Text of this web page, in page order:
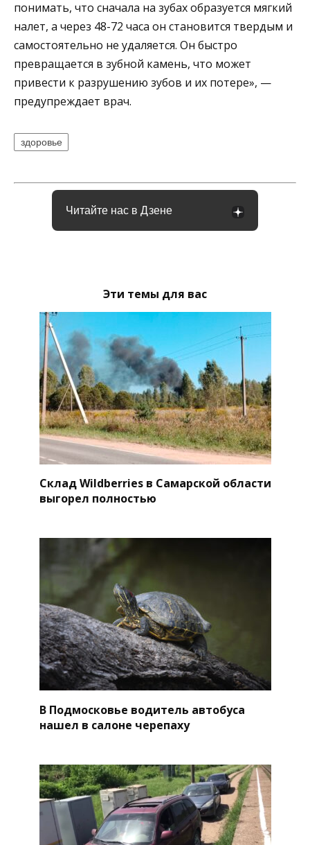
понимать, что сначала на зубах образуется мягкий
налет, а через 48-72 часа он становится твердым и
самостоятельно не удаляется. Он быстро
превращается в зубной камень, что может
привести к разрушению зубов и их потере», —
предупреждает врач.
здоровье
Читайте нас в Дзене
Эти темы для вас
Склад Wildberries в Самарской области
выгорел полностью
В Подмосковье водитель автобуса
нашел в салоне черепаху